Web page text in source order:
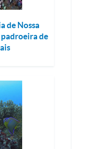
de Nossa
padroeira de